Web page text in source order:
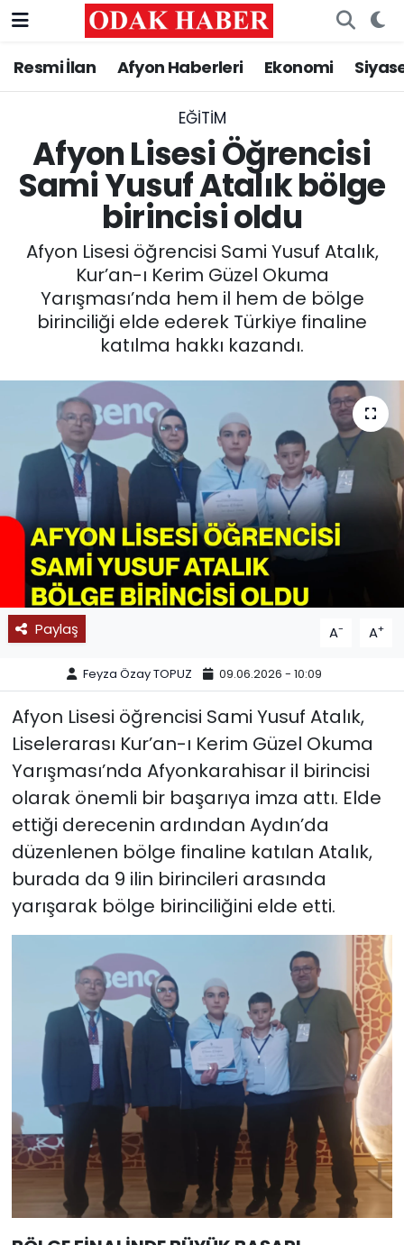
Resmi İlan Afyon Haberleri Ekonomi
EĞITIM
Afyon Lisesi Öğrencisi
Sami Yusuf Atalık bölge
birincisi oldu
Afyon Lisesi öğrencisi Sami Yusuf Atalık,
Kur’an-ı Kerim Güzel Okuma
Yarışması’nda hem il hem de bölge
birinciliği elde ederek Türkiye finaline
katılma hakkı kazandı.
Paylaş A- A+
Feyza Özay TOPUZ 09.06.2026 - 10:09
Afyon Lisesi öğrencisi Sami Yusuf Atalık,
Liselerarası Kur’an-ı Kerim Güzel Okuma
Yarışması’nda Afyonkarahisar il birincisi
olarak önemli bir başarıya imza attı. Elde
ettiği derecenin ardından Aydın’da
düzenlenen bölge finaline katılan Atalık,
burada da 9 ilin birincileri arasında
yarışarak bölge birinciliğini elde etti.
AFYONKARAHİSAR HABERLERİ
ASAYİŞ
GÜNCEL
SİYASET
EĞİTİM
MAGAZİN
SAĞLIK
SPOR
11:11 MANŞET
Nöbetçi Eczaneler
Trafik Durumu
Süper Lig Puan Durumu ve Fikstür
Tüm Manşetler
Son Dakika Haberleri
Haber Arşivi